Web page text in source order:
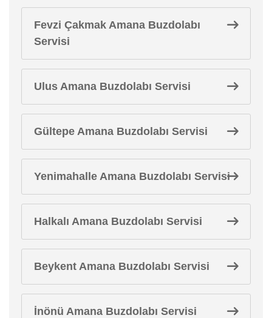
Fevzi Çakmak Amana Buzdolabı
Servisi
Ulus Amana Buzdolabı Servisi
Gültepe Amana Buzdolabı Servisi
Yenimahalle Amana Buzdolabı Servisi
Halkalı Amana Buzdolabı Servisi
Beykent Amana Buzdolabı Servisi
İnönü Amana Buzdolabı Servisi